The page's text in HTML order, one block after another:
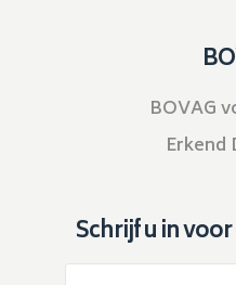
BOVAG
Erkend
Schrijf u in